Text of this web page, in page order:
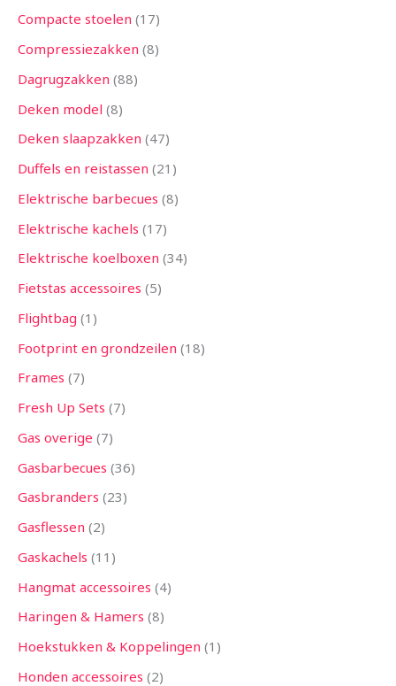
Compacte stoelen 17
Compressiezakken 8
Dagrugzakken 88
Deken model 8
Deken slaapzakken 47
Duffels en reistassen 21
Elektrische barbecues 8
Elektrische kachels 17
Elektrische koelboxen 34
Fietstas accessoires 5
Flightbag 1
Footprint en grondzeilen 18
Frames 7
Fresh Up Sets 7
Gas overige 7
Gasbarbecues 36
Gasbranders 23
Gasflessen 2
Gaskachels 11
Hangmat accessoires 4
Haringen & Hamers 8
Hoekstukken & Koppelingen 1
Honden accessoires 2